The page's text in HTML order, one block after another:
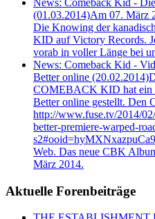
News: Comeback Kid -
(01.03.2014)Am 07. März
Die Knowing der
KID auf Victory Records.
vorab in voller Länge bei
News: Comeback Kid -
Better online (20.02.2014)
COMEBACK KID hat ein
Better online gestellt. Den
http://www.fuse.tv/2014/
better-premiere-warped-
Web. Das neue CBK
März 2014.
Aktuelle Forenbeiträge